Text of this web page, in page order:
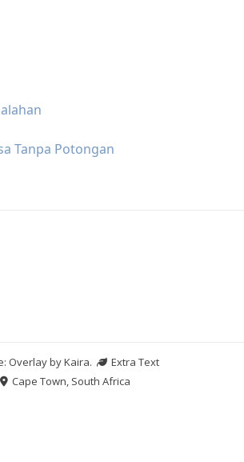
Tanpa Potongan
Overlay byKaira.
Extra Text
Cape Town, South Africa